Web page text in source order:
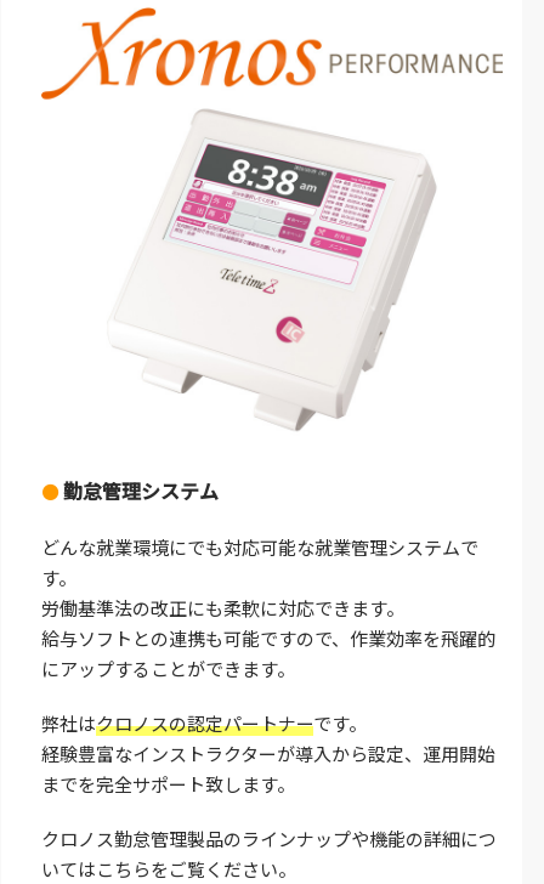
勤怠管理システム
どんな就業環境にでも対応可能な就業管理システムで
す。
労働基準法の改正にも柔軟に対応できます。
給与ソフトとの連携も可能ですので、作業効率を飛躍的
にアップすることができます。
弊社はクロノスの認定パートナーです。
経験豊富なインストラクターが導入から設定、運用開始
までを完全サポート致します。
クロノス勤怠管理製品のラインナップや機能の詳細につ
いてはこちらをご覧ください。